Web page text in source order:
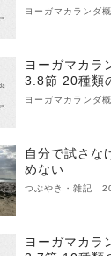
ヨーガマカラン
ヨーガマカラ
3.8節 20種類
ヨーガマカラン
自分で試さな
めない
つぶやき・雑記
ヨーガマカラ